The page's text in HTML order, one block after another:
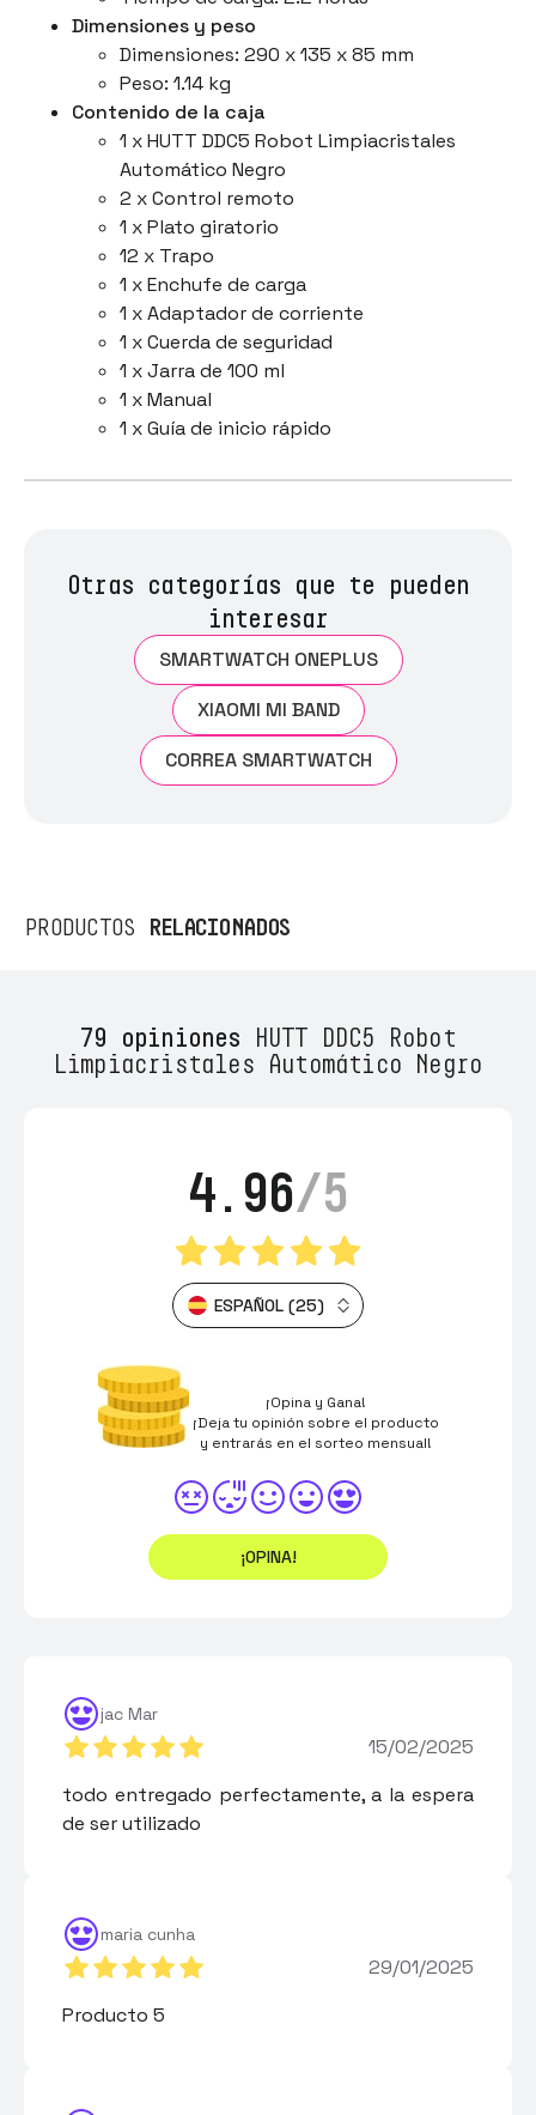
Dimensiones y peso
Dimensiones: 290 x 135 x 85 mm
Peso: 1.14 kg
Contenido de la caja
1 x HUTT DDC5 Robot Limpiacristales
Automático Negro
2 x Control remoto
1 x Plato giratorio
12 x Trapo
1 x Enchufe de carga
1 x Adaptador de corriente
1 x Cuerda de seguridad
1 x Jarra de 100 ml
1 x Manual
1 x Guía de inicio rápido
Otras categorías que te pueden
interesar
SMARTWATCH ONEPLUS
XIAOMI MI BAND
CORREA SMARTWATCH
PRODUCTOS RELACIONADOS
79 opiniones HUTT DDC5 Robot
Limpiacristales Automático Negro
4.96/5
ESPAÑOL (25)
¡Opina y Gana!
¡Deja tu opinión sobre el producto
y entrarás en el sorteo mensual!
¡OPINA!
jac Mar
15/02/2025
todo entregado perfectamente, a la espera
de ser utilizado
maria cunha
29/01/2025
Producto 5